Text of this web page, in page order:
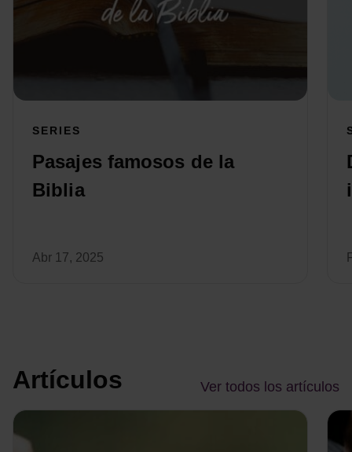
SERIES
Pasajes famosos de la
Biblia
Abr 17, 2025
Artículos Ver todos los artículos